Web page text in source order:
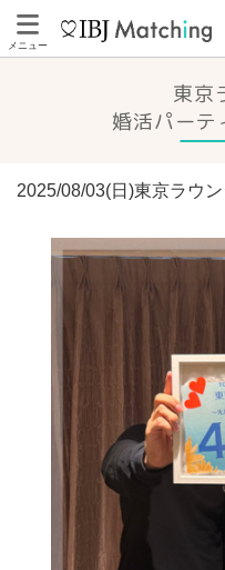
メニュー
東京
婚活パーテ
2025/08/03(日)東京ラウ